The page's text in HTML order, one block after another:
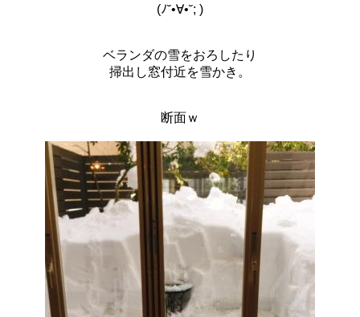
(ﾉ˘•∀•˘; )
ベランダの雪をおろしたり
掃出し窓付近を雪かき。
断面ｗ